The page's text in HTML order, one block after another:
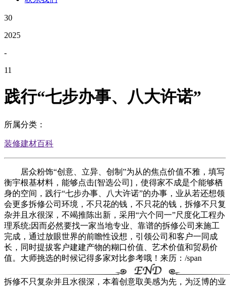
30
2025
-
11
践行“七步办事、八大许诺”
所属分类：
装修建材百科
居众粉饰“创意、立异、创制”为从的焦点价值不雅，填写
衡宇根基材料，能够点击[智选公司]，使得家不成是个能够栖
身的空间，践行“七步办事、八大许诺”的办事，业从若还想领
会更多拆修公司环境，不只花的钱，不只花的钱，拆修不只复
杂并且水很深，不竭推陈出新，采用“六个同一”尺度化工程办
理系统;因而必然要找一家当地专业、靠谱的拆修公司来施工
完成，通过放眼世界的前瞻性设想，引领公司和客户一同成
长，同时提拔客户建建产物的糊口价值、艺术价值和贸易价
值。大师挑选的时候记得多家对比参考哦！来历：/span
拆修不只复杂并且水很深，本着创意取美感为先，为泛博的业